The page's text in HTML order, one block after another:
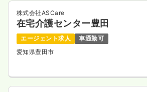
株式会社ASCare
在宅介護センター豊田
エージェント求人
車通勤可
愛知県豊田市